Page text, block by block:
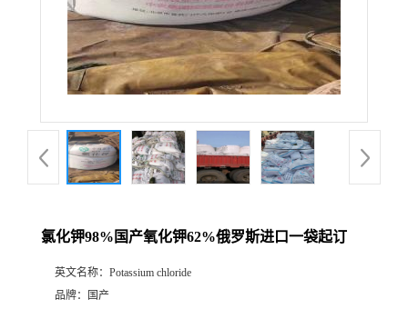
氯化钾98%国产氧化钾62%俄罗斯进口一袋起订
英文名称： Potassium chloride
品牌：
国产